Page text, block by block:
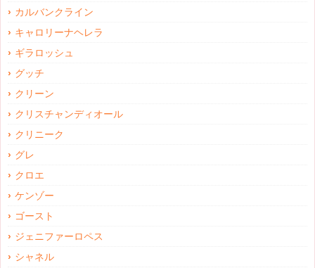
カルバンクライン
キャロリーナヘレラ
ギラロッシュ
グッチ
クリーン
クリスチャンディオール
クリニーク
グレ
クロエ
ケンゾー
ゴースト
ジェニファーロペス
シャネル